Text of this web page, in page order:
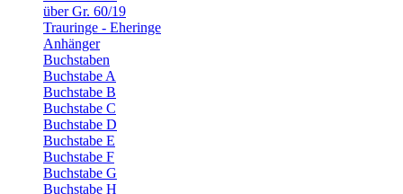
über Gr. 60/19
Trauringe - Eheringe
Anhänger
Buchstaben
Buchstabe A
Buchstabe B
Buchstabe C
Buchstabe D
Buchstabe E
Buchstabe F
Buchstabe G
Buchstabe H